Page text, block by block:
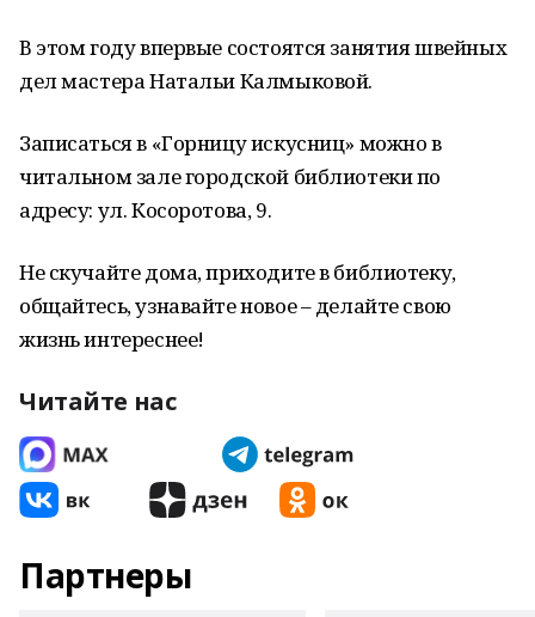
В этом году впервые состоятся занятия швейных
дел мастера Натальи Калмыковой.
Записаться в «Горницу искусниц» можно в
читальном зале городской библиотеки по
адресу: ул. Косоротова, 9.
Не скучайте дома, приходите в библиотеку,
общайтесь, узнавайте новое – делайте свою
жизнь интереснее!
Читайте нас
Партнеры